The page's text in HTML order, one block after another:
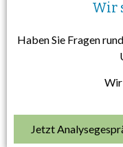
Wir
Haben Sie Fragen
Wir
Jetzt